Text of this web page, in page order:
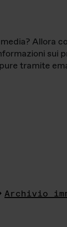
Allora
sui
tramite
Archivio